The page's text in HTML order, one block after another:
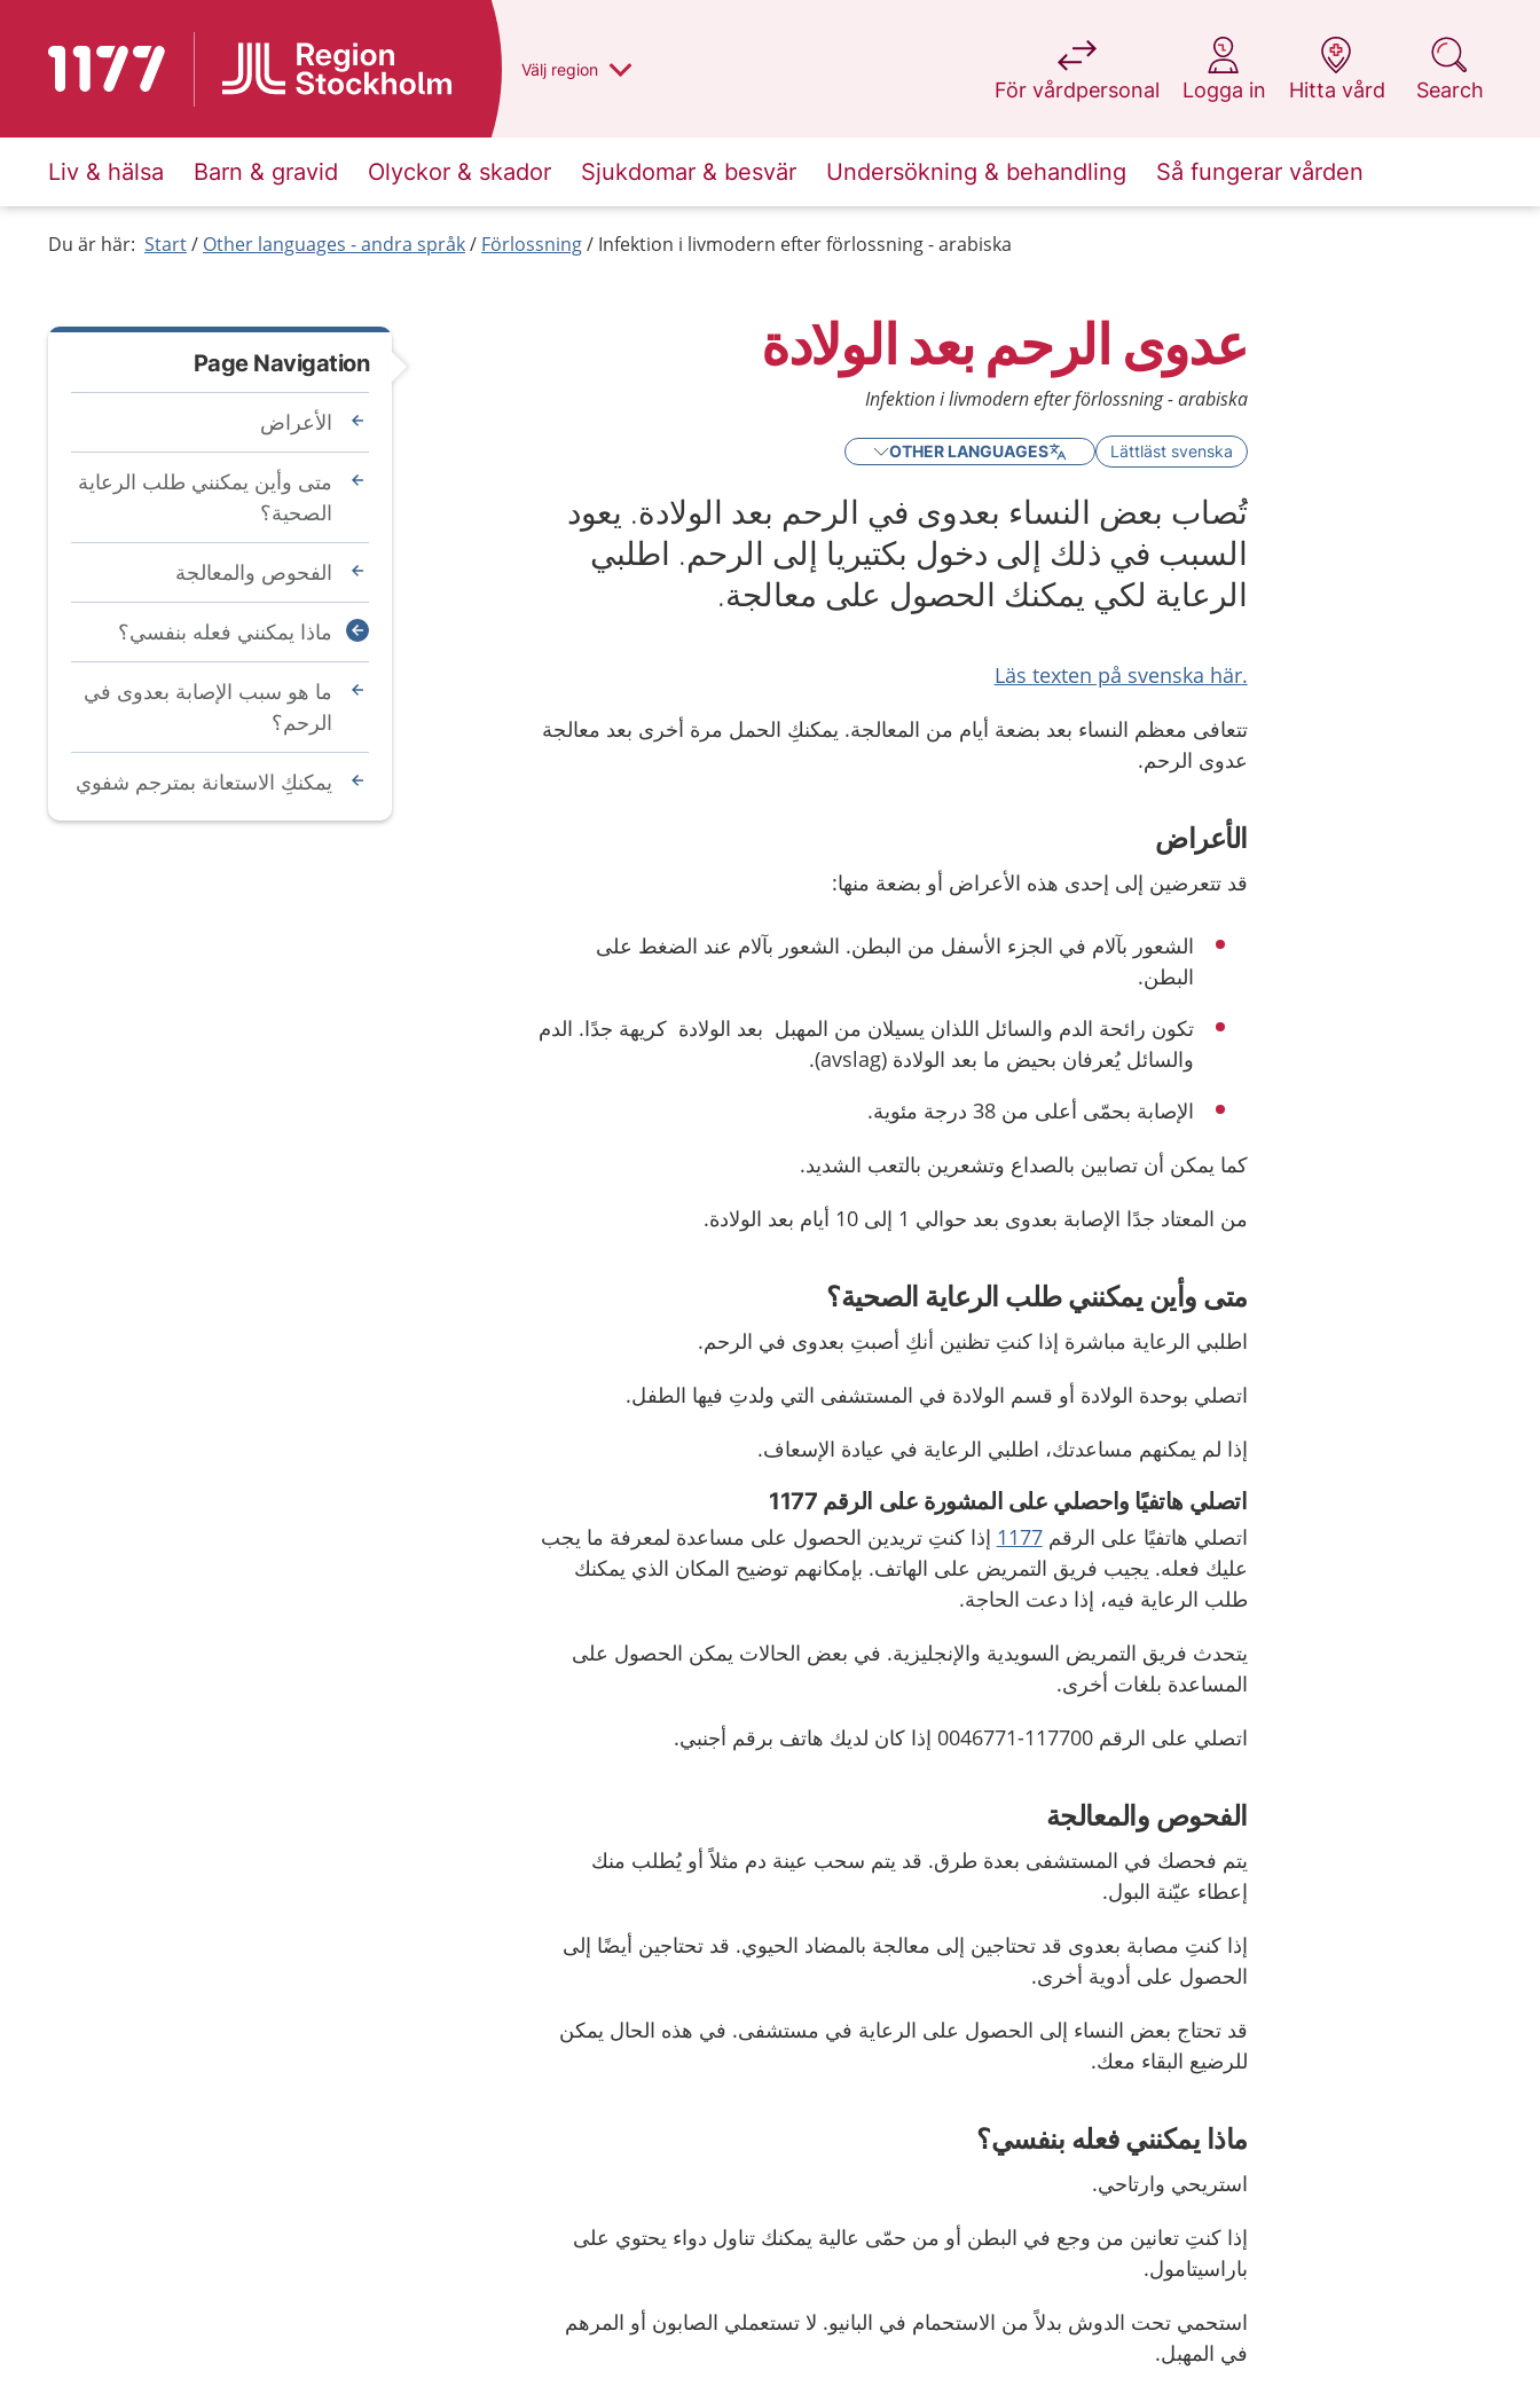
To start page for 1177 Du har valt region
Välj en annan
region
För vårdpersonal
at 1177.se
Logga in
at 1177.se
Hitta vård
at 1177.se
Search
at 1177.se
Liv & hälsa Barn & gravid Olyckor & skador Sjukdomar & besvär Undersökning & behandling Så fungerar vården
Du är här: Start Other languages - andra språk Förlossning Infektion i livmodern efter förlossning - arabiska
عدوى الرحم بعد الولادة
Infektion i livmodern efter förlossning - arabiska
Lättläst svenska
OTHER LANGUAGES
تُصاب بعض النساء بعدوى في الرحم بعد الولادة. يعود
السبب في ذلك إلى دخول بكتيريا إلى الرحم. اطلبي
الرعاية لكي يمكنك الحصول على معالجة.
.Läs texten på svenska här
تتعافى معظم النساء بعد بضعة أيام من المعالجة. يمكنكِ الحمل مرة أخرى بعد معالجة
عدوى الرحم.
الأعراض
قد تتعرضين إلى إحدى هذه الأعراض أو بضعة منها:
الشعور بآلام في الجزء الأسفل من البطن. الشعور بآلام عند الضغط على
البطن.
تكون رائحة الدم والسائل اللذان يسيلان من المهبل بعد الولادة كريهة جدًا. الدم
والسائل يُعرفان بحيض ما بعد الولادة (avslag).
الإصابة بحمّى أعلى من 38 درجة مئوية.
كما يمكن أن تصابين بالصداع وتشعرين بالتعب الشديد.
من المعتاد جدًا الإصابة بعدوى بعد حوالي 1 إلى 10 أيام بعد الولادة.
متى وأين يمكنني طلب الرعاية الصحية؟
اطلبي الرعاية مباشرة إذا كنتِ تظنين أنكِ أصبتِ بعدوى في الرحم.
اتصلي بوحدة الولادة أو قسم الولادة في المستشفى التي ولدتِ فيها الطفل.
إذا لم يمكنهم مساعدتك، اطلبي الرعاية في عيادة الإسعاف.
اتصلي هاتفيًا واحصلي على المشورة على الرقم 1177
اتصلي هاتفيًا على الرقم1177 إذا كنتِ تريدين الحصول على مساعدة لمعرفة ما يجب
عليك فعله. يجيب فريق التمريض على الهاتف. بإمكانهم توضيح المكان الذي يمكنك
طلب الرعاية فيه، إذا دعت الحاجة.
يتحدث فريق التمريض السويدية والإنجليزية. في بعض الحالات يمكن الحصول على
المساعدة بلغات أخرى.
اتصلي على الرقم 117700-0046771 إذا كان لديك هاتف برقم أجنبي.
الفحوص والمعالجة
يتم فحصك في المستشفى بعدة طرق. قد يتم سحب عينة دم مثلاً أو يُطلب منك
إعطاء عيّنة البول.
إذا كنتِ مصابة بعدوى قد تحتاجين إلى معالجة بالمضاد الحيوي. قد تحتاجين أيضًا إلى
الحصول على أدوية أخرى.
قد تحتاج بعض النساء إلى الحصول على الرعاية في مستشفى. في هذه الحال يمكن
للرضيع البقاء معك.
ماذا يمكنني فعله بنفسي؟
استريحي وارتاحي.
إذا كنتِ تعانين من وجع في البطن أو من حمّى عالية يمكنك تناول دواء يحتوي على
باراسيتامول.
استحمي تحت الدوش بدلاً من الاستحمام في البانيو. لا تستعملي الصابون أو المرهم
في المهبل.
Page Navigation
الأعراض
متى وأين يمكنني طلب الرعاية
الصحية؟
الفحوص والمعالجة
ماذا يمكنني فعله بنفسي؟
ما هو سبب الإصابة بعدوى في
الرحم؟
يمكنكِ الاستعانة بمترجم شفوي